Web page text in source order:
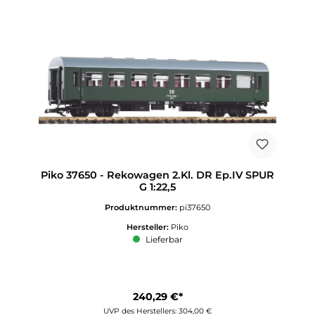
Piko 37650 - Rekowagen 2.Kl. DR Ep.IV SPUR
G 1:22,5
Produktnummer: pi37650
Hersteller: Piko
Lieferbar
240,29 €*
UVP des Herstellers: 304,00 €